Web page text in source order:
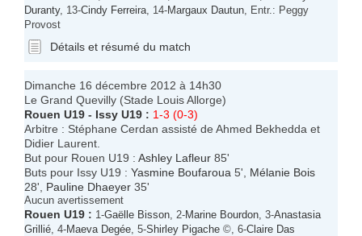
Duranty, 13-Cindy Ferreira , 14-Margaux Dautun , Entr.: Peggy
Provost
Détails et résumé du match
Dimanche 16 décembre 2012 à 14h30
Le Grand Quevilly (Stade Louis Allorge)
Rouen U19 - Issy U19 : 1-3 (0-3)
Arbitre : Stéphane Cerdan assisté de Ahmed Bekhedda et
Didier Laurent.
But pour Rouen U19 : Ashley Lafleur 85'
Buts pour Issy U19 : Yasmine Boufaroua 5', Mélanie Bois
28', Pauline Dhaeyer 35'
Aucun avertissement
Rouen U19 : 1-Gaëlle Bisson , 2-Marine Bourdon , 3-Anastasia
Grillié , 4-Maeva Degée , 5-Shirley Pigache ©, 6-Claire Das